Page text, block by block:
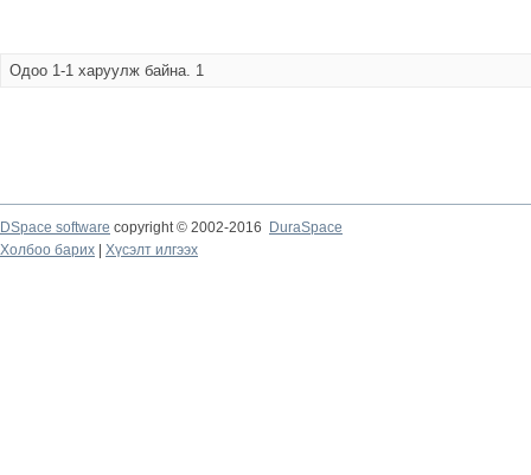
Одоо 1-1 харуулж байна. 1
DSpace software copyright © 2002-2016
DuraSpace
Холбоо барих
Хүсэлт илгээх